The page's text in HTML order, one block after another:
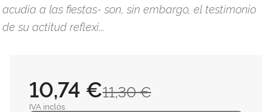
acudía a las fiestas- son, sin embargo, el testimonio
de su actitud reflexi...
11,30 €
10,74 €
IVA inclós